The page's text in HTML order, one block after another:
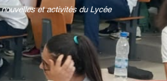
et activités du Lycée